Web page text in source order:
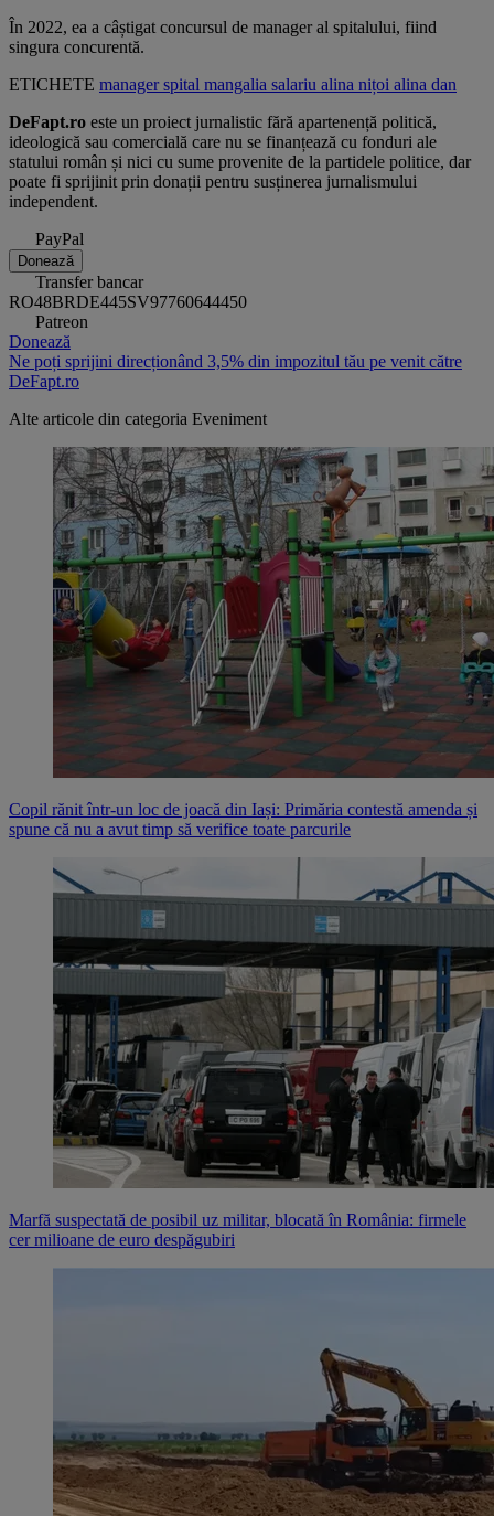
În 2022, ea a câștigat concursul de manager al spitalului, fiind
singura concurentă.
ETICHETE managerspital mangalia salariu alina nițoi alina dan
DeFapt.ro este un proiect jurnalistic fără apartenență politică,
ideologică sau comercială care nu se finanțează cu fonduri ale
statului român și nici cu sume provenite de la partidele politice, dar
poate fi sprijinit prin donații pentru susținerea jurnalismului
independent.
PayPal
Donează
Transfer bancar
RO48BRDE445SV97760644450
Patreon
Donează
Ne poți sprijini direcționând 3,5% din impozitul tău pe venit către
DeFapt.ro
Alte articole din categoria Eveniment
Copil rănit într-un loc de joacă din Iași: Primăria contestă amenda și
spune că nu a avut timp să verifice toate parcurile
Marfă suspectată de posibil uz militar, blocată în România: firmele
cer milioane de euro despăgubiri